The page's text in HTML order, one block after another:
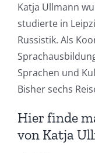
Katja Ullmann
studierte in
Russistik. Als
Sprachen und
Bisher sechs
Hier finde
von Katja